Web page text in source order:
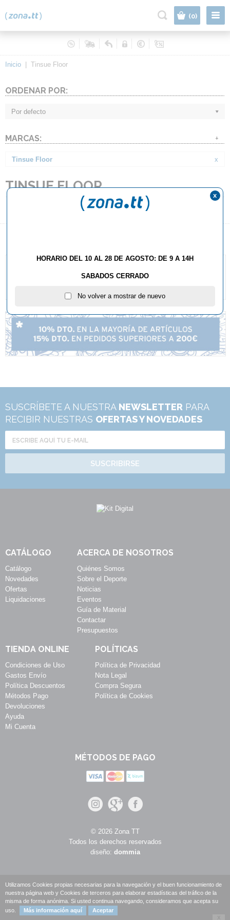
(0)
Inicio Tinsue Floor
ORDENAR POR:
Por defecto
MARCAS: +
Tinsue Floor x
TINSUE FLOOR
SUSCRÍBETE A NUESTRA NEWSLETTER PARA
RECIBIR NUESTRAS OFERTAS Y NOVEDADES
SUSCRIBIRSE
CATÁLOGO
Catálogo
Novedades
Ofertas
Liquidaciones
ACERCA DE NOSOTROS
Quiénes Somos
Sobre el Deporte
Noticias
Eventos
Guía de Material
Contactar
Presupuestos
TIENDA ONLINE
Condiciones de Uso
Gastos Envío
Política Descuentos
Métodos Pago
Devoluciones
Ayuda
Mi Cuenta
POLÍTICAS
Política de Privacidad
Nota Legal
Compra Segura
Política de Cookies
MÉTODOS DE PAGO
© 2026 Zona TT
Todos los derechos reservados
diseño: dommia
Utilizamos Cookies propias necesarias para la navegación y el buen funcionamiento de
nuestra página web y Cookies de terceros para elaborar estadísticas del tráfico de la
misma de forma anónima. Si usted continua navegando, consideramos que acepta su
uso.
Más información aquí Aceptar
HORARIO DEL 10 AL 28 DE AGOSTO: DE 9 A 14H
SABADOS CERRADO
No volver a mostrar de nuevo
x